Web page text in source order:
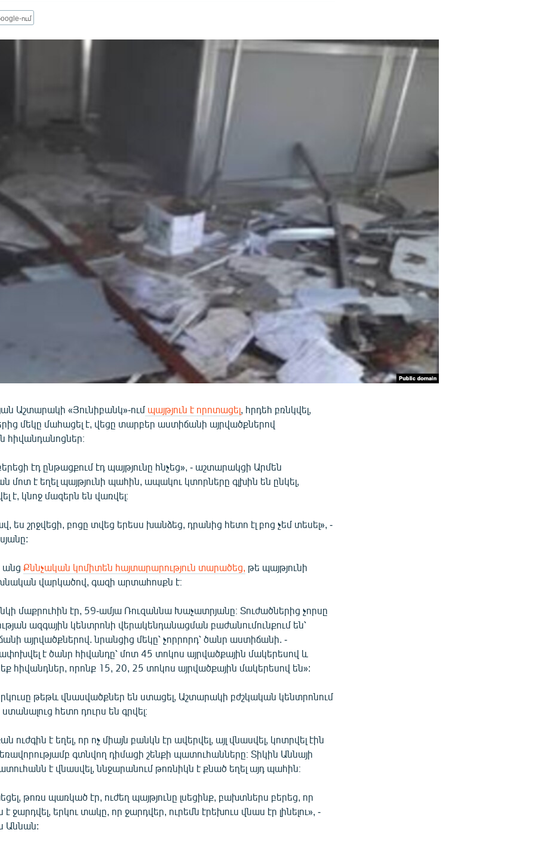
ում
Աշտարակի «Յունիբանկ»-ում պայթյուն է որոտացել, հրդեհ բռնկվել,
մեկը մահացել է, վեցը տարբեր աստիճանի այրվածքներով
հիվանդանոցներ։
էդ ընթացքում էդ պայթյունը հնչեց», - ​աշտարակցի Արմեն
մոտ է եղել պայթյունի պահին, ապակու կտորները գլխին են ընկել,
է, կնոջ մազերն են վառվել։
ես շրջվեցի, բոցը տվեց երեսս խանձեց, դրանից հետո էլ բոց չեմ տեսել», -
անցՔննչական կոմիտեն հայտարարություն տարածեց, թե պայթյունի
վարկածով, գազի արտահոսքն է։
մաքրուհին էր, 59-ամյա Ռուզաննա Խաչատրյանը։ Տուժածներից չորսը
ազգային կենտրոնի վերակենդանացման բաժանումունքում են՝
այրվածքներով. նրանցից մեկը՝ չորրորդ՝ ծանր աստիճանի. -
է ծանր հիվանդը՝ մոտ 45 տոկոս այրվածքային մակերեսով և
հիվանդներ, որոնք 15, 20, 25 տոկոս այրվածքային մակերեսով են»:
թեթև վնասվածքներ են ստացել, Աշտարակի բժշկական կենտրոնում
ստանալուց հետո դուրս են գրվել։
ուժգին է եղել, որ ոչ միայն բանկն էր ավերվել, այլ վնասվել, կոտրվել էին
գտնվող դիմացի շենքի պատուհանները։ Տիկին Աննայի
է վնասվել, ննջարանում թոռնիկն է քնած եղել այդ պահին։
թոռս պառկած էր, ուժեղ պայթյունը լսեցինք, բախտներս բերեց, որ
ջարդվել, երկու տակը, որ ջարդվեր, ուրեմն էրեխուս վնաս էր լինելու», -
Աննան: